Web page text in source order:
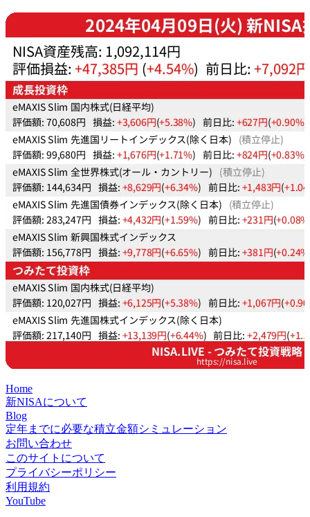
Home
新NISAについて
Blog
定年までに必要な積立金額シミュレーション
お問い合わせ
このサイトについて
プライバシーポリシー
利用規約
YouTube